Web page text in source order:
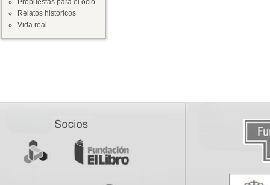
Propuestas para el ocio
Relatos históricos
Vida real